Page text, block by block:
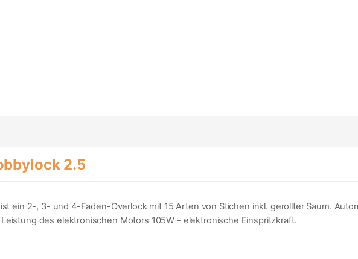
2.5
ein 2-, 3- und 4-Faden-Overlock mit 15 Arten von Stichen inkl. gerollter Saum.
des elektronischen Motors 105W - elektronische Einspritzkraft.